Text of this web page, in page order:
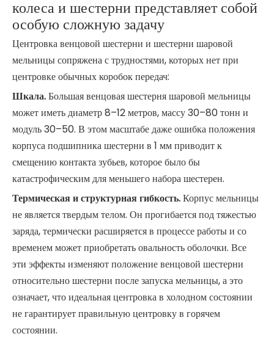
колеса и шестерни представляет собой
особую сложную задачу
Центровка венцовой шестерни и шестерни шаровой
мельницы сопряжена с трудностями, которых нет при
центровке обычных коробок передач:
Шкала.Большая венцовая шестерня шаровой мельницы
может иметь диаметр 8–12 метров, массу 30–80 тонн и
модуль 30–50. В этом масштабе даже ошибка положения
корпуса подшипника шестерни в 1 мм приводит к
смещению контакта зубьев, которое было бы
катастрофическим для меньшего набора шестерен.
Термическая и структурная гибкость.Корпус мельницы
не является твердым телом. Он прогибается под тяжестью
заряда, термически расширяется в процессе работы и со
временем может приобретать овальность оболочки. Все
эти эффекты изменяют положение венцовой шестерни
относительно шестерни после запуска мельницы, а это
означает, что идеальная центровка в холодном состоянии
не гарантирует правильную центровку в горячем
состоянии.